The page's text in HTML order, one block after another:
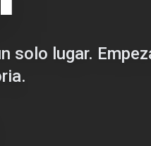
solo lugar.